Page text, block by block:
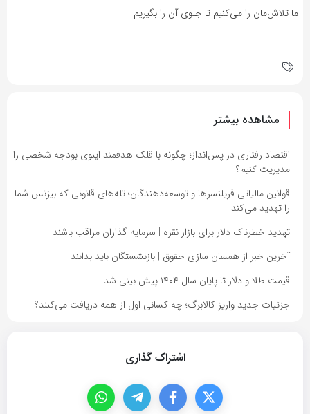
ما تلاش‌مان را می‌کنیم تا جلوی آن را بگیریم
مشاهده بیشتر
اقتصاد رفتاری در پس‌انداز؛ چگونه با قلک هدفمند اینوی بودجه شخصی را
مدیریت کنیم؟
قوانین مالیاتی فریلنسرها و توسعه‌دهندگان؛ تله‌های قانونی که بیزنس شما
را تهدید می‌کند
تهدید خطرناک دلار برای بازار نقره | سرمایه گذاران مراقب باشند
آخرین خبر از همسان سازی حقوق | بازنشستگان باید بدانند
قیمت طلا و دلار تا پایان سال ۱۴۰۴ پیش بینی شد
جزئیات جدید واریز کالابرگ؛ چه کسانی اول از همه دریافت می‌کنند؟
اشتراک گذاری